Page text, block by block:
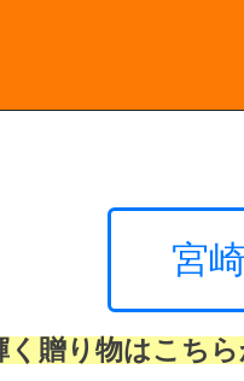
宮
く贈り物はこちら